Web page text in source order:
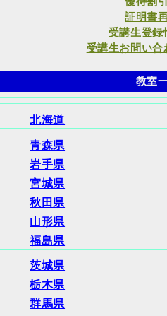
証明書
受講生登録
受講生お問い合
教室
北海道
青森県
岩手県
宮城県
秋田県
山形県
福島県
茨城県
栃木県
群馬県